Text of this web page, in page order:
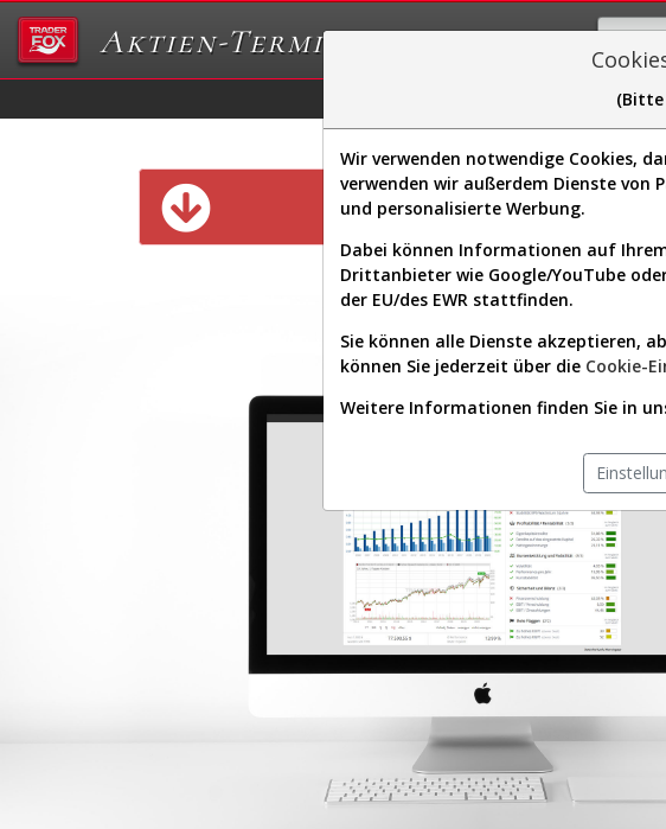
Aktien-Terminal
Diese Funktion ist
(Bitte
Wir verwenden notwendige Cookies,
verwenden wir außerdem Dienste von
und personalisierte Werbung.
Dabei können Informationen auf
Drittanbieter wie Google/YouTube
der EU/des EWR stattfinden.
Sie können alle Dienste akzeptieren,
können Sie jederzeit über die Cookie-
Weitere Informationen finden Sie in